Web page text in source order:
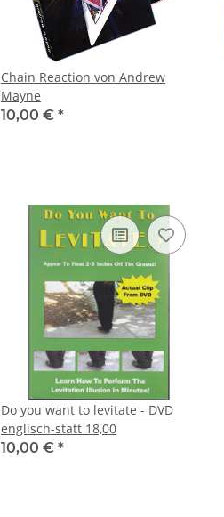
Chain Reaction von Andrew
Mayne
10,00 € *
Do you want to levitate - DVD
englisch-statt 18,00
10,00 € *